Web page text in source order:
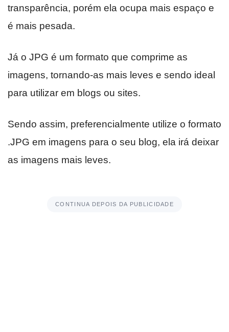
transparência, porém ela ocupa mais espaço e
é mais pesada.
Já o JPG é um formato que comprime as
imagens, tornando-as mais leves e sendo ideal
para utilizar em blogs ou sites.
Sendo assim, preferencialmente utilize o formato
.JPG em imagens para o seu blog, ela irá deixar
as imagens mais leves.
CONTINUA DEPOIS DA PUBLICIDADE